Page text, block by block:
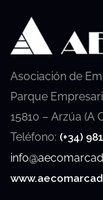
Asociación de
Parque
15810 – Arzúa (A
Teléfono: (+34)